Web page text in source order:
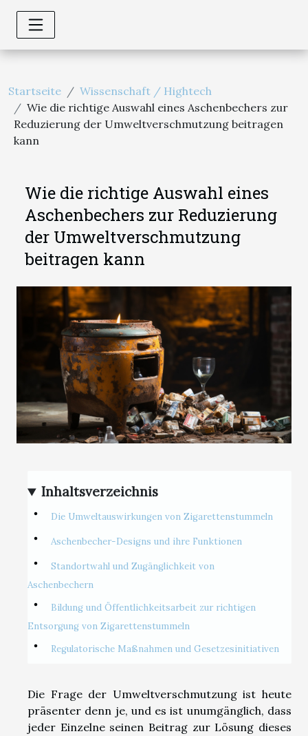
Startseite
Wissenschaft / Hightech
Wie die richtige Auswahl eines Aschenbechers zur
Reduzierung der Umweltverschmutzung beitragen
kann
Wie die richtige Auswahl eines
Aschenbechers zur Reduzierung
der Umweltverschmutzung
beitragen kann
Inhaltsverzeichnis
Die Umweltauswirkungen von Zigarettenstummeln
Aschenbecher-Designs und ihre Funktionen
Standortwahl und Zugänglichkeit von
Aschenbechern
Bildung und Öffentlichkeitsarbeit zur richtigen
Entsorgung von Zigarettenstummeln
Regulatorische Maßnahmen und Gesetzesinitiativen
Die Frage der Umweltverschmutzung ist heute
präsenter denn je, und es ist unumgänglich, dass
jeder Einzelne seinen Beitrag zur Lösung dieses